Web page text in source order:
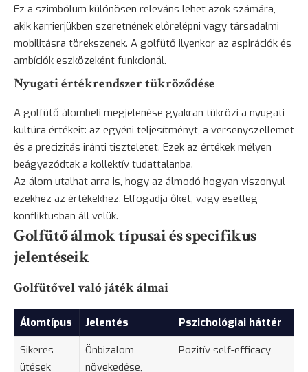
Ez a szimbólum különösen releváns lehet azok számára,
akik karrierjükben szeretnének előrelépni vagy társadalmi
mobilitásra törekszenek. A golfütő ilyenkor az aspirációk és
ambíciók eszközeként funkcionál.
Nyugati értékrendszer tükröződése
A golfütő álombeli megjelenése gyakran tükrözi a nyugati
kultúra értékeit: az egyéni teljesítményt, a versenyszellemet
és a precizitás iránti tiszteletet. Ezek az értékek mélyen
beágyazódtak a kollektív tudattalanba.
Az álom utalhat arra is, hogy az álmodó hogyan viszonyul
ezekhez az értékekhez. Elfogadja őket, vagy esetleg
konfliktusban áll velük.
Golfütő álmok típusai és specifikus
jelentéseik
Golfütővel való játék álmai
Álomtípus Jelentés
Pszichológiai háttér
Sikeres
ütések
Önbizalom
növekedése,
Pozitív self-efficacy